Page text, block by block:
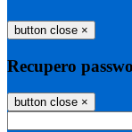
button close ×
Recupero
button close ×